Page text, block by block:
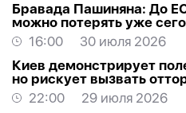
Бравада Пашиняна: До
можно потерять уже
16:00
30 июля 2026
Киев демонстрирует
но рискует вызвать
ВЗГЛЯД
22:00
29 июля 2026